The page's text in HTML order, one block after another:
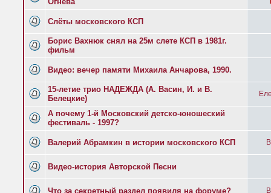
Слёты московского КСП
Борис Вахнюк снял на 25м слете КСП в 1981г.
фильм
Видео: вечер памяти Михаила Анчарова, 1990.
15-летие трио НАДЕЖДА (А. Васин, И. и В.
Белецкие)
А почему 1-й Московский детско-юношеский
фестиваль - 1997?
Валерий Абрамкин в истории московского КСП
Видео-история Авторской Песни
Что за секретный раздел появиля на форуме?